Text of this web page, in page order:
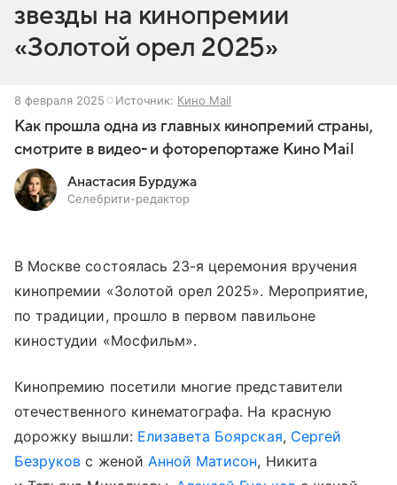
звезды на кинопремии
«Золотой орел 2025»
8 февраля 2025 Источник: Кино Mail
Как прошла одна из главных кинопремий страны,
смотрите в видео- и фоторепортаже Кино Mail
Анастасия Бурдужа
Селебрити-редактор
В Москве состоялась 23-я церемония вручения
кинопремии «Золотой орел 2025». Мероприятие,
по традиции, прошло в первом павильоне
киностудии «Мосфильм».
Кинопремию посетили многие представители
отечественного кинематографа. На красную
дорожку вышли: Елизавета Боярская, Сергей
Безруков с женой Анной Матисон, Никита